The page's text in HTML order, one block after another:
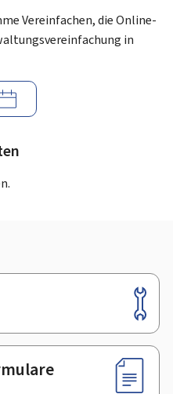
Vereinfachen, die Online-
in